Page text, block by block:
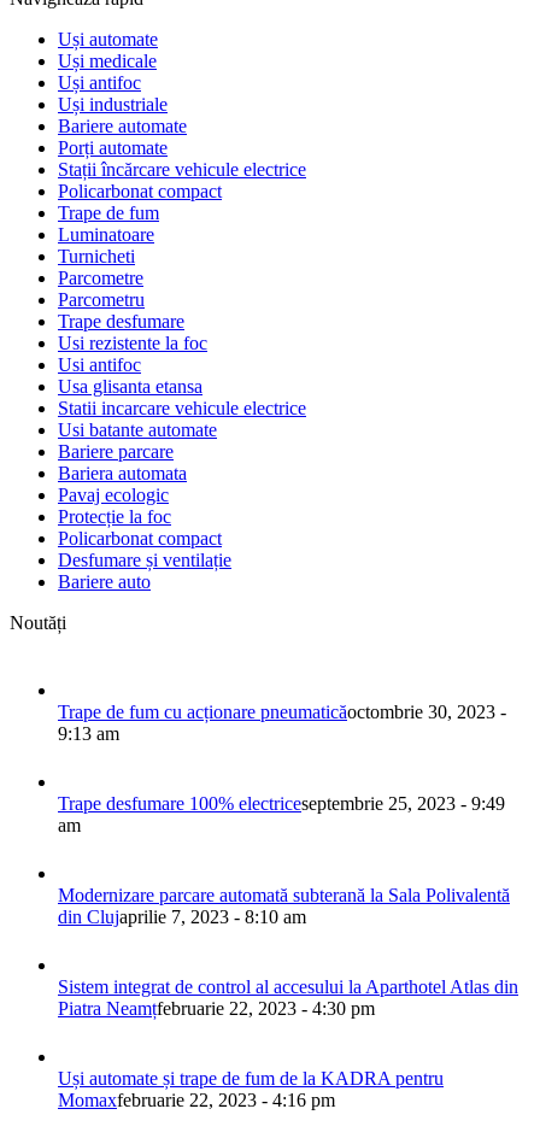
Uși automate
Uși medicale
Uși antifoc
Uși industriale
Bariere automate
Porți automate
Stații încărcare vehicule electrice
Policarbonat compact
Trape de fum
Luminatoare
Turnicheti
Parcometre
Parcometru
Trape desfumare
Usi rezistente la foc
Usi antifoc
Usa glisanta etansa
Statii incarcare vehicule electrice
Usi batante automate
Bariere parcare
Bariera automata
Pavaj ecologic
Protecție la foc
Policarbonat compact
Desfumare și ventilație
Bariere auto
Noutăți
Trape de fum cu acționare pneumaticăoctombrie 30, 2023 -
9:13 am
Trape desfumare 100% electriceseptembrie 25, 2023 - 9:49
am
Modernizare parcare automată subterană la Sala Polivalentă
din Clujaprilie 7, 2023 - 8:10 am
Sistem integrat de control al accesului la Aparthotel Atlas din
Piatra Neamțfebruarie 22, 2023 - 4:30 pm
Uși automate și trape de fum de la KADRA pentru
Momaxfebruarie 22, 2023 - 4:16 pm